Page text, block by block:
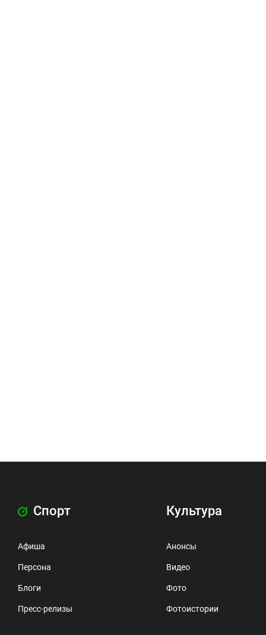
Спорт
Афиша
Персона
Блоги
Пресс-релизы
Культура
Анонсы
Видео
Фото
Фотоистории